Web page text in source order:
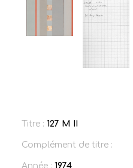
Titre : 127 M II
Complément de titre :
Année : 1974